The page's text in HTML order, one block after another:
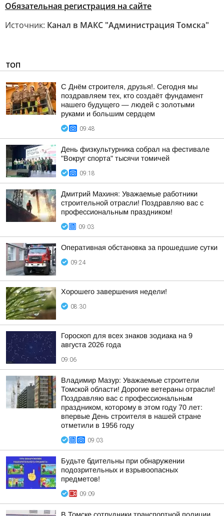
Обязательная регистрация на сайте
Источник: Канал в МАКС "Администрация Томска"
ТОП
С Днём строителя, друзья!. Сегодня мы
поздравляем тех, кто создаёт фундамент
нашего будущего — людей с золотыми
руками и большим сердцем
09:48
День физкультурника собрал на фестивале
"Вокруг спорта" тысячи томичей
09:18
Дмитрий Махиня: Уважаемые работники
строительной отрасли! Поздравляю вас с
профессиональным праздником!
09:03
Оперативная обстановка за прошедшие сутки
09:24
Хорошего завершения недели!
08:30
Гороскоп для всех знаков зодиака на 9
августа 2026 года
09:06
Владимир Мазур: Уважаемые строители
Томской области! Дорогие ветераны отрасли!
Поздравляю вас с профессиональным
праздником, которому в этом году 70 лет:
впервые День строителя в нашей стране
отметили в 1956 году
09:03
Будьте бдительны при обнаружении
подозрительных и взрывоопасных
предметов!
09:09